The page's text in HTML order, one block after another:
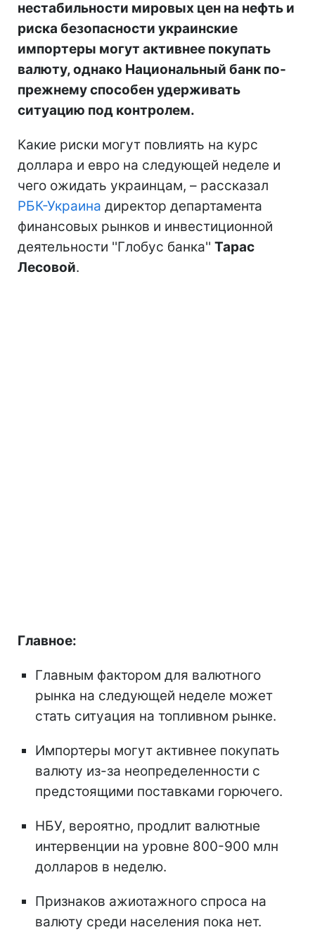
нестабильности мировых цен на нефть и
риска безопасности украинские
импортеры могут активнее покупать
валюту, однако Национальный банк по-
прежнему способен удерживать
ситуацию под контролем.
Какие риски могут повлиять на курс
доллара и евро на следующей неделе и
чего ожидать украинцам, – рассказал
РБК-Украина директор департамента
финансовых рынков и инвестиционной
деятельности ''Глобус банка'' Тарас
Лесовой.
Главное:
Главным фактором для валютного
рынка на следующей неделе может
стать ситуация на топливном рынке.
Импортеры могут активнее покупать
валюту из-за неопределенности с
предстоящими поставками горючего.
НБУ, вероятно, продлит валютные
интервенции на уровне 800-900 млн
долларов в неделю.
Признаков ажиотажного спроса на
валюту среди населения пока нет.